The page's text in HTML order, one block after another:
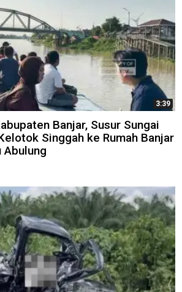
3:39
Banjar, Susur Sungai
Singgah ke Rumah Banjar
Abulung